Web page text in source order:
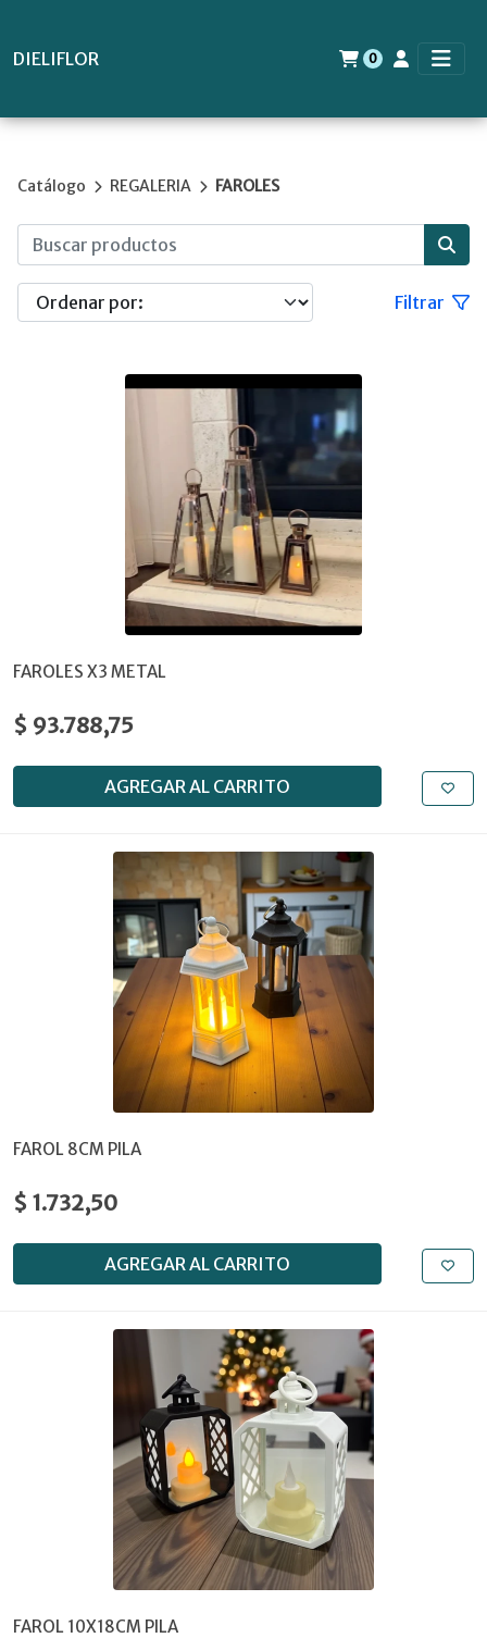
DIELIFLOR 0
Catálogo REGALERIA FAROLES
Filtrar
FAROLES X3 METAL
$ 93.788,75
AGREGAR AL CARRITO
FAROL 8CM PILA
$ 1.732,50
AGREGAR AL CARRITO
FAROL 10X18CM PILA